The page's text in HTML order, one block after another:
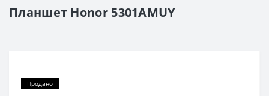
Планшет Honor 5301AMUY
Продано